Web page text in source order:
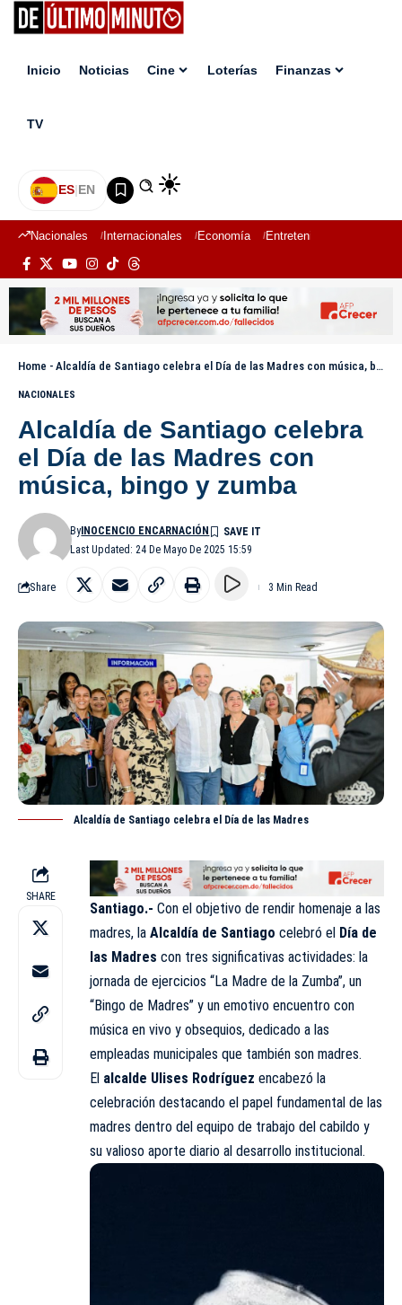
Inicio Noticias Cine Loterías Finanzas
TV
ES|EN
Nacionales Internacionales Economía Entretenimiento
Home - Alcaldía de Santiago celebra el Día de las Madres con música, bingo y zumba
NACIONALES
Alcaldía de Santiago celebra
el Día de las Madres con
música, bingo y zumba
Last Updated: 24 De Mayo De 2025 15:59
ByINOCENCIO ENCARNACIÓN
Share 3 Min Read
Alcaldía de Santiago celebra el Día de las Madres
SHARE
Santiago.- Con el objetivo de rendir homenaje a las
madres, la Alcaldía de Santiago celebró el Día de
las Madres con tres significativas actividades: la
jornada de ejercicios “La Madre de la Zumba”, un
“Bingo de Madres” y un emotivo encuentro con
música en vivo y obsequios, dedicado a las
empleadas municipales que también son madres.
El alcalde Ulises Rodríguez encabezó la
celebración destacando el papel fundamental de las
madres dentro del equipo de trabajo del cabildo y
su valioso aporte diario al desarrollo institucional.